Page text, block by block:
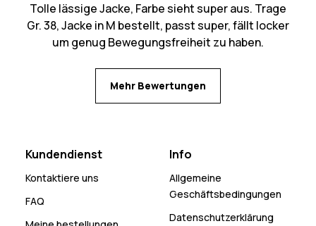
Tolle lässige Jacke, Farbe sieht super aus. Trage
Gr. 38, Jacke in M bestellt, passt super, fällt locker
um genug Bewegungsfreiheit zu haben.
Mehr Bewertungen
Kundendienst
Kontaktiere uns
FAQ
Info
Allgemeine
Geschäftsbedingungen
Datenschutzerklärung